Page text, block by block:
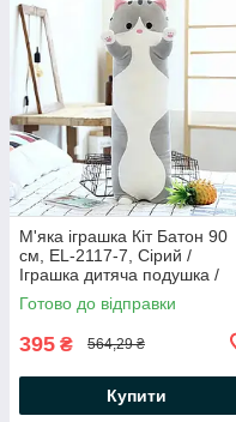
М'яка іграшка Кіт Батон 90
см, EL-2117-7, Сірий /
Іграшка дитяча подушка /
М'яка іграшка обіймашка
Готово до відправки
395 ₴ 564,29 ₴
Купити